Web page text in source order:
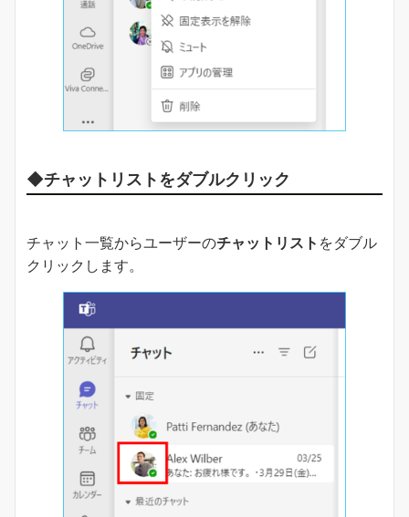
◆チャットリスト をダブルクリック
チャット一覧からユーザーのチャットリスト をダブル
クリックします。